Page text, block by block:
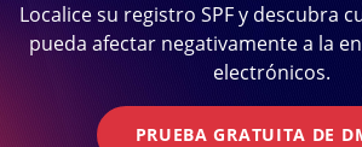
Localice su registro SPF y descubra
pueda afectar negativamente a la
electrónicos.
PRUEBA GRATUITA DE